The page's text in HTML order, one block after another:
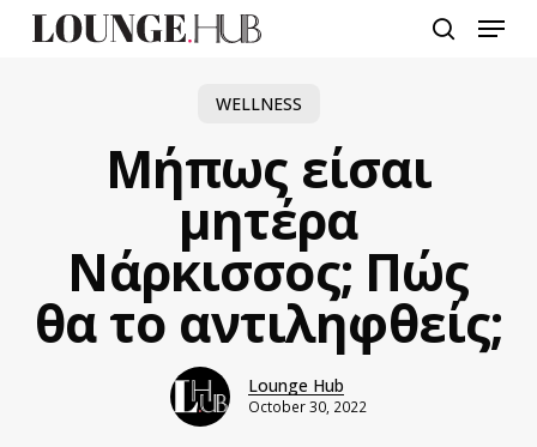
Menu
WELLNESS
Μήπως είσαι
μητέρα
Νάρκισσος; Πώς
θα το αντιληφθείς;
Lounge Hub
October 30, 2022